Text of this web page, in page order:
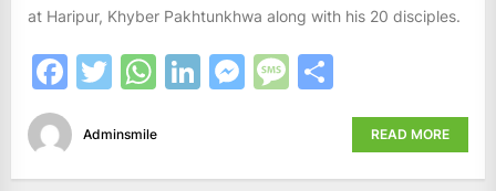
at Haripur, Khyber Pakhtunkhwa along with his 20 disciples.
Facebook
Twitter
WhatsApp
LinkedIn
Messenger
Message
Adminsmile READ MORE